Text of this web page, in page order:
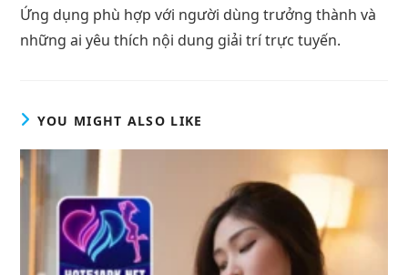
Ứng dụng phù hợp với người dùng trưởng thành và
những ai yêu thích nội dung giải trí trực tuyến.
YOU MIGHT ALSO LIKE